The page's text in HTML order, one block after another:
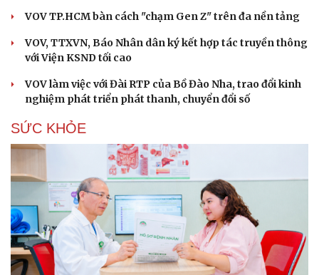
VOV TP.HCM bàn cách "chạm Gen Z" trên đa nền tảng
VOV, TTXVN, Báo Nhân dân ký kết hợp tác truyền thông
với Viện KSND tối cao
VOV làm việc với Đài RTP của Bồ Đào Nha, trao đổi kinh
nghiệm phát triển phát thanh, chuyển đổi số
SỨC KHỎE